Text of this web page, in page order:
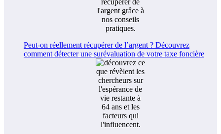
Peut-on réellement récupérer de l’argent ? Découvrez
comment détecter une surévaluation de votre taxe foncière